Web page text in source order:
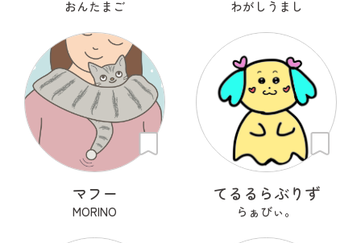
おんたまご わがしうまし
マフー
MORINO
てるるらぶりず
らぁびぃ。